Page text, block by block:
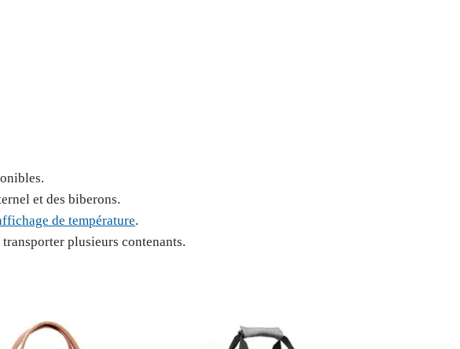
et des biberons.
de température.
plusieurs contenants.